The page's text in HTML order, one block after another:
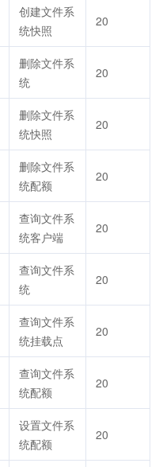
创建文件系
统快照
20
删除文件系
统
20
删除文件系
统快照
20
删除文件系
统配额
20
查询文件系
统客户端
20
查询文件系
统
20
查询文件系
统挂载点
20
查询文件系
统配额
20
设置文件系
统配额
20